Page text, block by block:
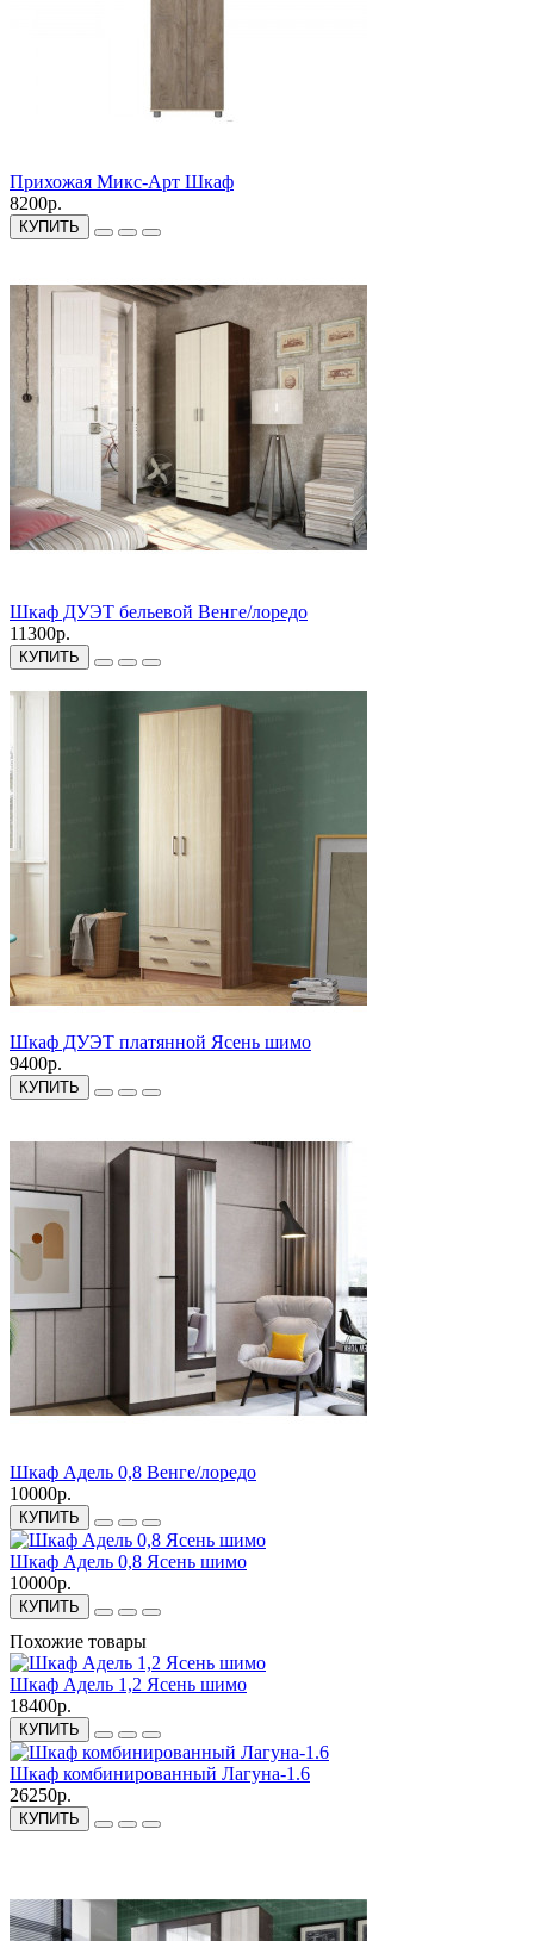
Прихожая Микс-Арт Шкаф
8200р.
КУПИТЬ
Шкаф ДУЭТ бельевой Венге/лоредо
11300р.
КУПИТЬ
Шкаф ДУЭТ платянной Ясень шимо
9400р.
КУПИТЬ
Шкаф Адель 0,8 Венге/лоредо
10000р.
КУПИТЬ
Шкаф Адель 0,8 Ясень шимо
10000р.
КУПИТЬ
Похожие товары
Шкаф Адель 1,2 Ясень шимо
18400р.
КУПИТЬ
Шкаф комбинированный Лагуна-1.6
26250р.
КУПИТЬ